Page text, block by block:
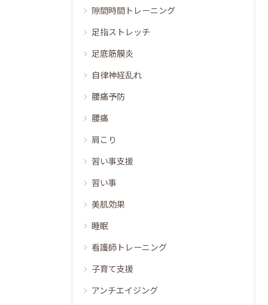
隙間時間トレーニング
足指ストレッチ
足底筋膜炎
自律神経乱れ
腰痛予防
腰痛
肩こり
習い事支援
習い事
美肌効果
睡眠
看護師トレーニング
子育て支援
アンチエイジング